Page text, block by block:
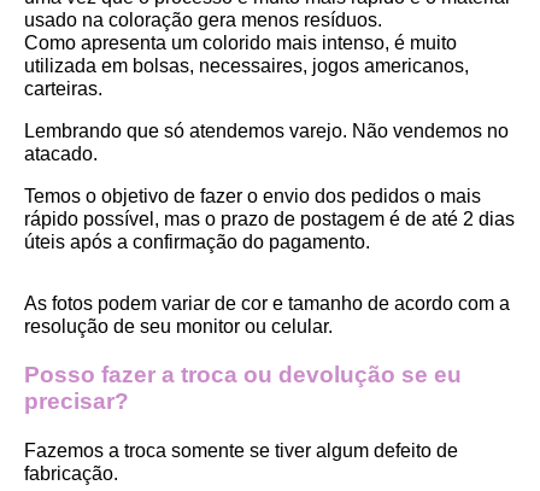
usado na coloração gera menos resíduos.
Como apresenta um colorido mais intenso, é muito
utilizada em bolsas, necessaires, jogos americanos,
carteiras.
Lembrando que só atendemos varejo. Não vendemos no
atacado.
Temos o objetivo de fazer o envio dos pedidos o mais
rápido possível, mas o prazo de postagem é de até 2 dias
úteis após a confirmação do pagamento.
As fotos podem variar de cor e tamanho de acordo com a
resolução de seu monitor ou celular.
Posso fazer a troca ou devolução se eu
precisar?
Fazemos a troca somente se tiver algum defeito de
fabricação.